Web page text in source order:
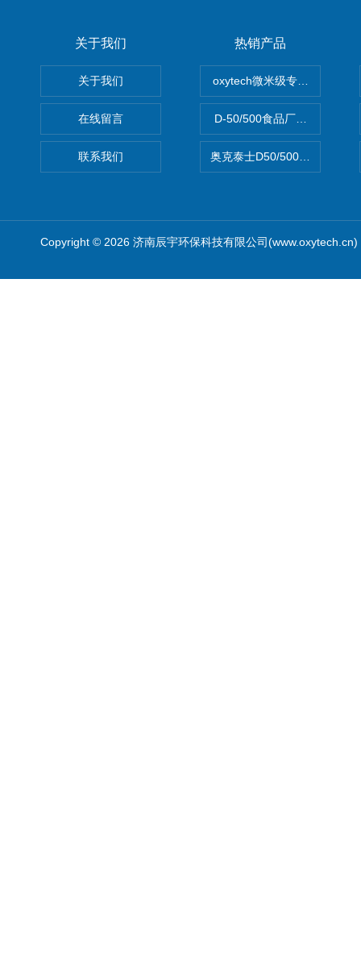
关于我们
关于我们
在线留言
联系我们
热销产品
oxytech微米级专业消毒
D-50/500食品厂车间高效杀
奥克泰士D50/500矿泉水消毒
Copyright © 2026 济南辰宇环保科技有限公司(www.oxytech.cn)